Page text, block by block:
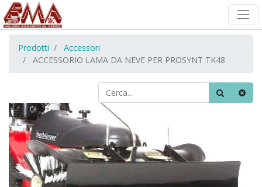
Prodotti
Accessori
ACCESSORIO LAMA DA NEVE PER PROSYNT TK48